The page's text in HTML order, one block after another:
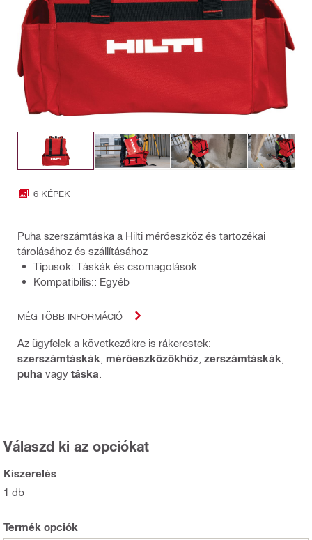
6 KÉPEK
Puha szerszámtáska a Hilti mérőeszköz és tartozékai
tárolásához és szállításához
Típusok: Táskák és csomagolások
Kompatibilis:: Egyéb
MÉG TÖBB INFORMÁCIÓ
Az ügyfelek a következőkre is rákerestek:
szerszámtáskák mérőeszközökhöz zerszámtáskák
puha vagy táska
Válaszd ki az opciókat
Kiszerelés
1 db
Termék opciók